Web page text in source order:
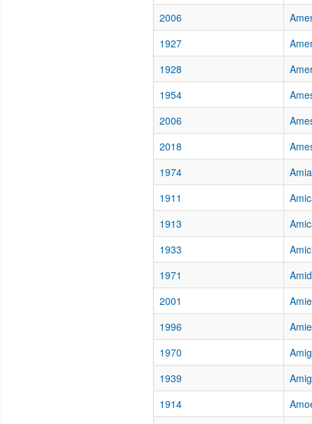
2006
1927
1928
1954
2006
2018
1974
1911
1913
1933
1971
2001
1996
1970
1939
1914